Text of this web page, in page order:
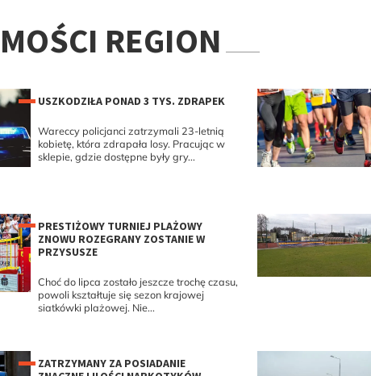
REGION
USZKODZIŁA PONAD 3 TYS. ZDRAPEK
Wareccy policjanci zatrzymali 23-letnią
kobietę, która zdrapała losy. Pracując w
sklepie, gdzie dostępne były gry...
PRESTIŻOWY TURNIEJ PLAŻOWY
ZNOWU ROZEGRANY ZOSTANIE W
PRZYSUSZE
Choć do lipca zostało jeszcze trochę czasu,
powoli kształtuje się sezon krajowej
siatkówki plażowej. Nie...
ZATRZYMANY ZA POSIADANIE